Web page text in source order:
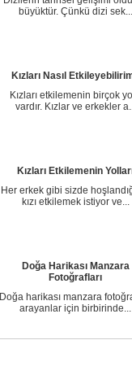
büyüktür. Çünkü dizi sek...
Kızları Nasıl
Kızları etkilemenin birçok
vardır. Kızlar ve erkekler
Kızları Etkilemenin
Her erkek gibi sizde
kızı etkilemek istiyor ve...
Doğa Harikası Manzara
Fotoğrafları
Doğa harikası manzara
arayanlar için birbirinde...